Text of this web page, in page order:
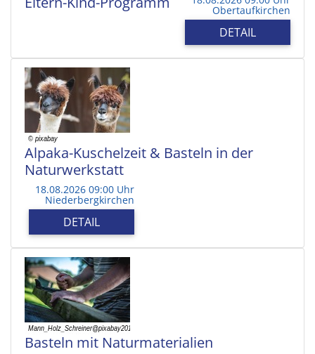
Obertaufkirchen
DETAIL
Alpaka-Kuschelzeit & Basteln in der
Naturwerkstatt
18.08.2026 09:00 Uhr
Niederbergkirchen
DETAIL
Basteln mit Naturmaterialien